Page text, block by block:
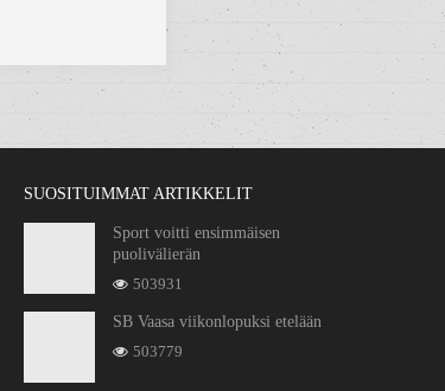
SUOSITUIMMAT ARTIKKELIT
Sport voitti ensimmäisen
puolivälierän
503931
SB Vaasa viikonlopuksi etelään
503779